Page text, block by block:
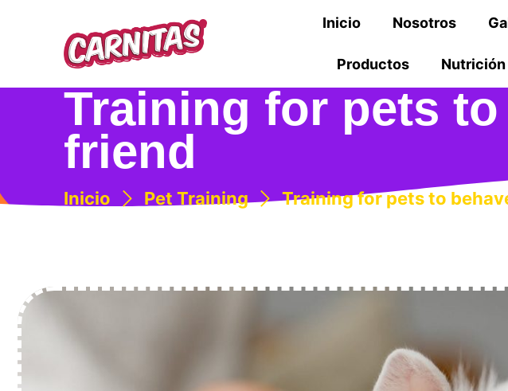
Inicio Nosotros
Productos Nutrición
Training for pets
friend
Inicio Pet Training Training for pets to